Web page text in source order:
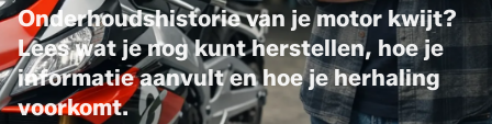
Onderhoudshistorie van je motor kwijt?
Lees wat je nog kunt herstellen, hoe je
informatie aanvult en hoe je herhaling
voorkomt.